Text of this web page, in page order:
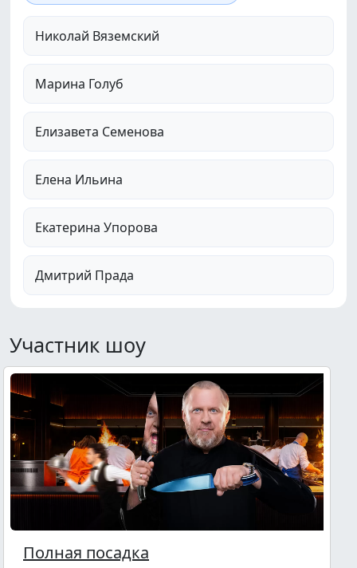
Николай Вяземский
Марина Голуб
Елизавета Семенова
Елена Ильина
Екатерина Упорова
Дмитрий Прада
Участник шоу
Полная посадка